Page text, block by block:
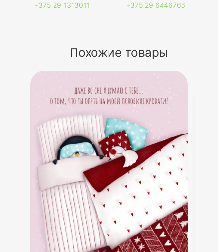
+375 29 1313011 +375 29 6446766
Похожие товары